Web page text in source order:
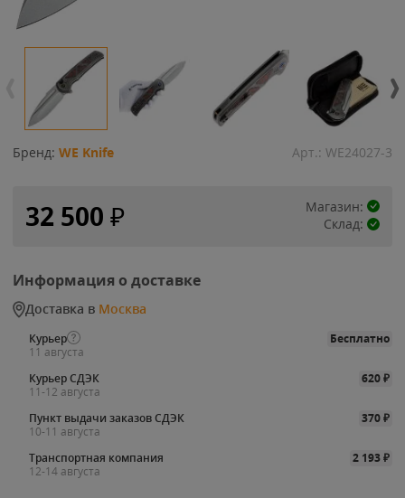
Бренд: WE Knife Арт.: WE24027-3
32 500 ₽
Магазин:
Склад:
Информация о доставке
Доставка в Москва
Курьер
Бесплатно
11 августа
Курьер СДЭК
620₽
11-12 августа
Пункт выдачи заказов СДЭК
370₽
10-11 августа
Транспортная компания
2 193₽
12-14 августа